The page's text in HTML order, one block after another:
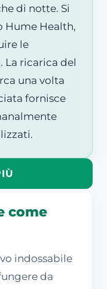
di notte. Si
Hume Health,
le
ricarica del
una volta
fornisce
come
indossabile
da